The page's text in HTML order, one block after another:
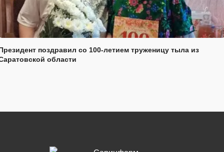
поздравил со 100-летием труженицу тыла из
области